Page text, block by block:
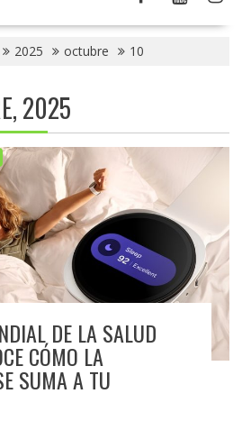
2025 octubre 10
2025
DE LA SALUD
CÓMO LA
SUMA A TU